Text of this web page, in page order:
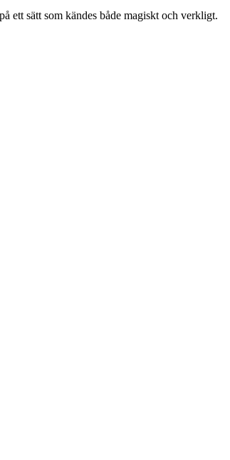
ett sätt som kändes både magiskt och verkligt.